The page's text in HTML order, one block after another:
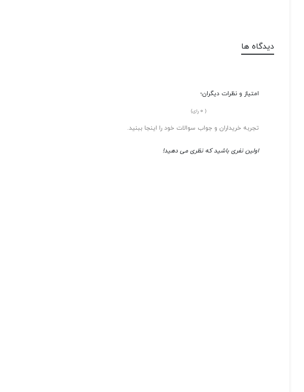
دیدگاه ها
امتیاز و نظرات دیگران؛
(
0 رای)
تجربه خریداران و جواب سوالات خود را اینجا ببنید.
اولین نفری باشید که نظری می دهید!